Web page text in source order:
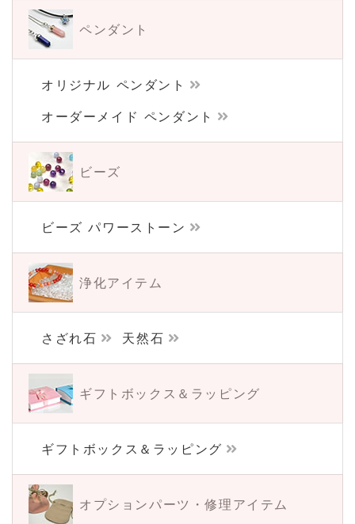
ペンダント
オリジナル ペンダント
オーダーメイド ペンダント
ビーズ
ビーズ パワーストーン
浄化アイテム
さざれ石 天然石
ギフトボックス＆ ラッピング
ギフトボックス＆ラッピング
オプションパーツ・修理アイテム